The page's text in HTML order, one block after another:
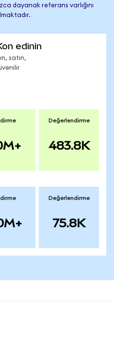
dayanak referans varlığını
edinin
satın,
Değerlendirme
483.8K
Değerlendirme
75.8K